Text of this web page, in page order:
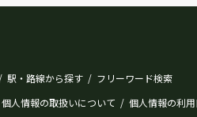
/ 駅・路線から探す / フリーワード検索
個人情報の取扱いについて / 個人情報の利